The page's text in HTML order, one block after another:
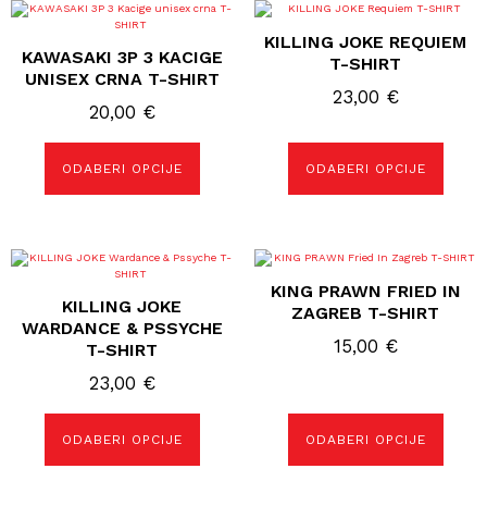
KAWASAKI 3P 3 KACIGE
UNISEX CRNA T-SHIRT
20,00 €
ODABERI OPCIJE
Ovaj
proizvod
više
varijanti.
Opcije
se
mogu
stranici
KILLING JOKE REQUIEM
T-SHIRT
23,00 €
ODABERI OPCIJE
Ovaj
ima
varijanti.
Opcije
se
stranici
KILLING JOKE
WARDANCE & PSSYCHE
T-SHIRT
23,00 €
ODABERI OPCIJE
Ovaj
proizvod
više
varijanti.
Opcije
se
odabrati
proizvoda
KING PRAWN FRIED IN
ZAGREB T-SHIRT
15,00 €
ODABERI OPCIJE
Ovaj
ima
varijanti.
Opcije
se
proizvoda